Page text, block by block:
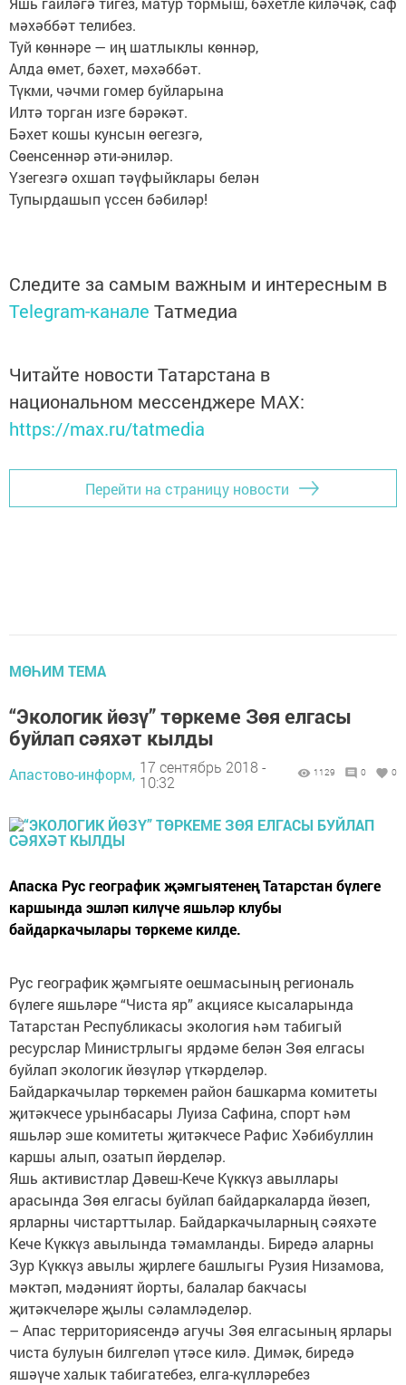
мәхәббәт телибез.
Туй көннәре — иң шатлыклы көннәр,
Алда өмет, бәхет, мәхәббәт.
Түкми, чәчми гомер буйларына
Илтә торган изге бәрәкәт.
Бәхет кошы кунсын өегезгә,
Сөенсеннәр әти-әниләр.
Үзегезгә охшап тәүфыйклары белән
Тупырдашып үссен бәбиләр!
Следите за самым важным и интересным в
Telegram-канале Татмедиа
Читайте новости Татарстана в
национальном мессенджере MАХ:
https://max.ru/tatmedia
Перейти на страницу новости
МӨҺИМ ТЕМА
“Экологик йөзү” төркеме Зөя елгасы
буйлап сәяхәт кылды
Апастово-информ, 17 сентябрь 2018 -
10:32
1129 0 0
Апаска Рус географик җәмгыятенең Татарстан бүлеге
каршында эшләп килүче яшьләр клубы
байдаркачылары төркеме килде.
Рус географик җәмгыяте оешмасының региональ
бүлеге яшьләре “Чиста яр” акциясе кысаларында
Татарстан Республикасы экология һәм табигый
ресурслар Министрлыгы ярдәме белән Зөя елгасы
буйлап экологик йөзүләр үткәрделәр.
Байдаркачылар төркемен район башкарма комитеты
җитәкчесе урынбасары Луиза Сафина, спорт һәм
яшьләр эше комитеты җитәкчесе Рафис Хәбибуллин
каршы алып, озатып йөрделәр.
Яшь активистлар Дәвеш-Кече Күккүз авыллары
арасында Зөя елгасы буйлап байдаркаларда йөзеп,
ярларны чистарттылар. Байдаркачыларның сәяхәте
Кече Күккүз авылында тәмамланды. Биредә аларны
Зур Күккүз авылы җирлеге башлыгы Рузия Низамова,
мәктәп, мәдәният йорты, балалар бакчасы
җитәкчеләре җылы сәламләделәр.
– Апас территориясендә агучы Зөя елгасының ярлары
чиста булуын билгеләп үтәсе килә. Димәк, биредә
яшәүче халык табигатебез, елга-күлләребез